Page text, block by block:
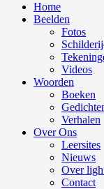
Home
Beelden
Fotos
Videos
Woorden
Boeken
Verhalen
Over Ons
Leersites
Nieuws
Over
Contact